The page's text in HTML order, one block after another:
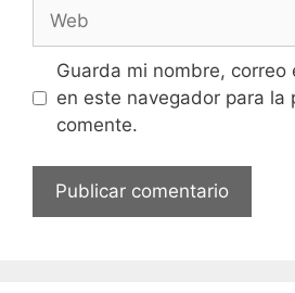
Guarda mi nombre, correo
en este navegador para la
comente.